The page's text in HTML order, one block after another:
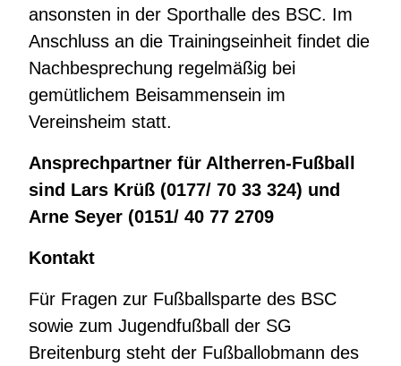
ansonsten in der Sporthalle des BSC. Im
Anschluss an die Trainingseinheit findet die
Nachbesprechung regelmäßig bei
gemütlichem Beisammensein im
Vereinsheim statt.
Ansprechpartner für Altherren-Fußball
sind Lars Krüß (0177/ 70 33 324) und
Arne Seyer (0151/ 40 77 2709
Kontakt
Für Fragen zur Fußballsparte des BSC
sowie zum Jugendfußball der SG
Breitenburg steht der Fußballobmann des